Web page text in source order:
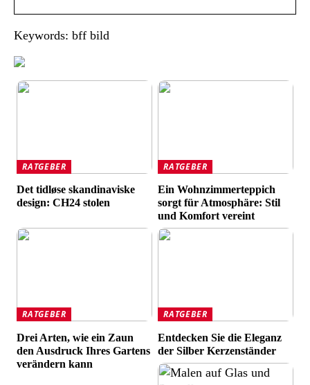
Keywords: bff bild
RATGEBER
Det tidløse skandinaviske
design: CH24 stolen
RATGEBER
Ein Wohnzimmerteppich
sorgt für Atmosphäre: Stil
und Komfort vereint
RATGEBER
Drei Arten, wie ein Zaun
den Ausdruck Ihres Gartens
verändern kann
RATGEBER
Entdecken Sie die Eleganz
der Silber Kerzenständer